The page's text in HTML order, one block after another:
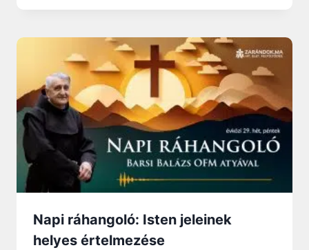
Napi ráhangoló: Isten jeleinek
helyes értelmezése